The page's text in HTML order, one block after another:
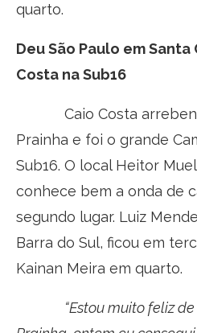
quarto.
Deu São Paulo em
Costa na Sub16
Caio Costa
Prainha e foi o grande
Sub16. O local Heitor
conhece bem a onda de
segundo lugar. Luiz
Barra do Sul, ficou em
Kainan Meira em quarto.
“Estou muito feliz